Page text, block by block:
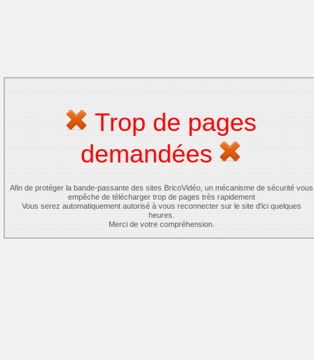
Trop de pages
demandées
Afin de protéger la bande-passante des sites BricoVidéo, un mécanisme de sécurité vous
empêche de télécharger trop de pages très rapidement
Vous serez automatiquement autorisé à vous reconnecter sur le site d'ici quelques
heures.
Merci de votre compréhension.